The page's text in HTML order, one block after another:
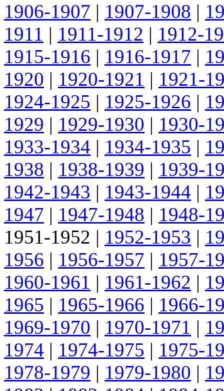
1906-1907 | 1907-1908 |
1911 | 1911-1912 | 1912-
1915-1916 | 1916-1917 |
1920 | 1920-1921 | 1921-
1924-1925 | 1925-1926 |
1929 | 1929-1930 | 1930-
1933-1934 | 1934-1935 |
1938 | 1938-1939 | 1939-
1942-1943 | 1943-1944 |
1947 | 1947-1948 | 1948-
1951-1952 | 1952-1953 |
1956 | 1956-1957 | 1957-
1960-1961 | 1961-1962 |
1965 | 1965-1966 | 1966-
1969-1970 | 1970-1971 |
1974 | 1974-1975 | 1975-
1978-1979 | 1979-1980 |